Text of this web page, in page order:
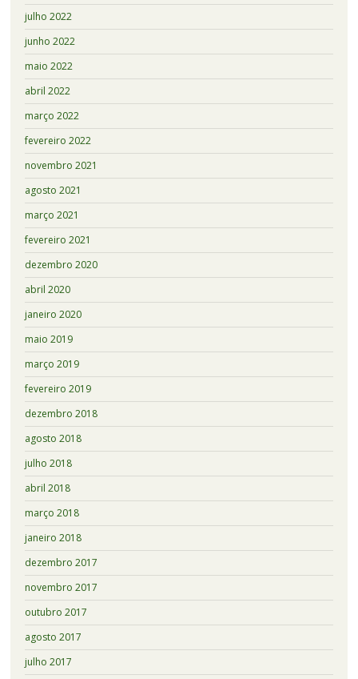
julho 2022
junho 2022
maio 2022
abril 2022
março 2022
fevereiro 2022
novembro 2021
agosto 2021
março 2021
fevereiro 2021
dezembro 2020
abril 2020
janeiro 2020
maio 2019
março 2019
fevereiro 2019
dezembro 2018
agosto 2018
julho 2018
abril 2018
março 2018
janeiro 2018
dezembro 2017
novembro 2017
outubro 2017
agosto 2017
julho 2017